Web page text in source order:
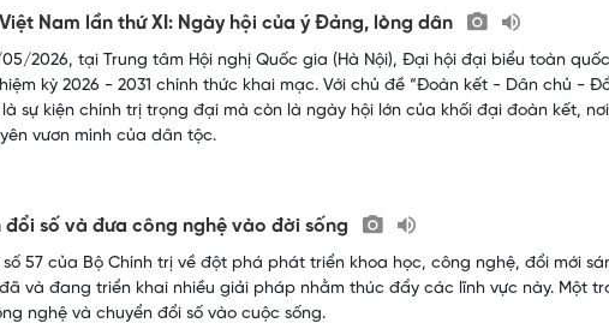
Nam lần thứ XI: Ngày hội của ý Đảng, lòng dân
2026, tại Trung tâm Hội nghị Quốc gia (Hà Nội), Đại hội đại biểu toàn
kỳ 2026 - 2031 chính thức khai mạc. Với chủ đề “Đoàn kết - Dân chủ -
sự kiện chính trị trọng đại mà còn là ngày hội lớn của khối đại đoàn kết,
vươn mình của dân tộc.
đổi số và đưa công nghệ vào đời sống
57 của Bộ Chính trị về đột phá phát triển khoa học, công nghệ, đổi mới
và đang triển khai nhiều giải pháp nhằm thúc đẩy các lĩnh vực này. Một
nghệ và chuyển đổi số vào cuộc sống.